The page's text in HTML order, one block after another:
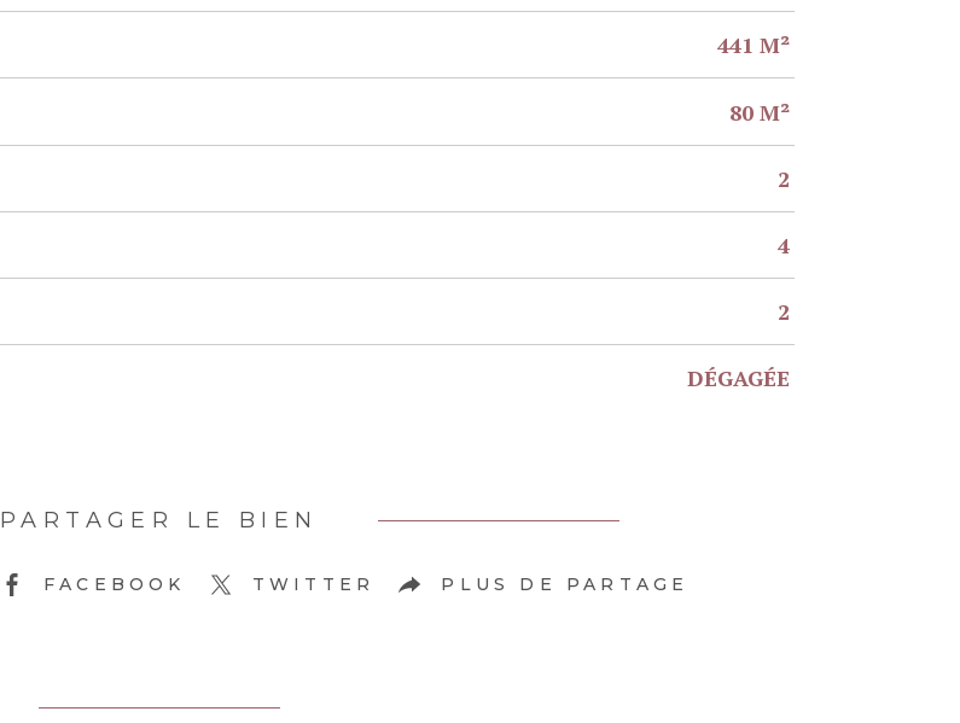
441 M²
80 M²
2
4
2
DÉGAGÉE
PARTAGER LE BIEN
FACEBOOK TWITTER PLUS DE PARTAGE